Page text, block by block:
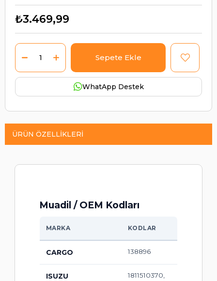
₺3.469,99
WhatApp Destek
ÜRÜN ÖZELLIKLERI
Muadil / OEM Kodları
MARKA KODLAR
CARGO 138896
ISUZU
1811510370,